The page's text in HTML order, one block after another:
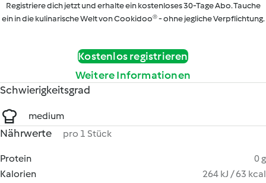
Registriere dich jetzt und erhalte ein kostenloses 30-Tage Abo. Tauche
ein in die kulinarische Welt von Cookidoo® - ohne jegliche Verpflichtung.
Kostenlos registrieren
Weitere Informationen
Schwierigkeitsgrad
medium
Nährwerte pro 1 Stück
Protein
0 g
Kalorien
264 kJ / 63 kcal